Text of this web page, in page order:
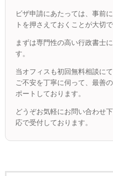
ビザ申請にあたっては、事前
トを押さえておくことが大切で
まずは専門性の高い行政書士
す。
当オフィスも初回無料相談に
ご不安を丁寧に伺って、最善
ポートしております。
どうぞお気軽にお問い合わせ
応で受付しております。